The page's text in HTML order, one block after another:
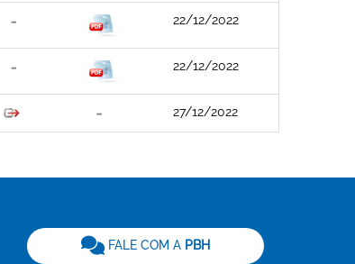
22/12/2022
22/12/2022
27/12/2022
FALE COM A PBH